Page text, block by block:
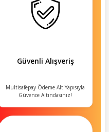
Güvenli Alışveriş
Multisafepay Ödeme Alt Yapısıyla
Güvence Altındasınız!